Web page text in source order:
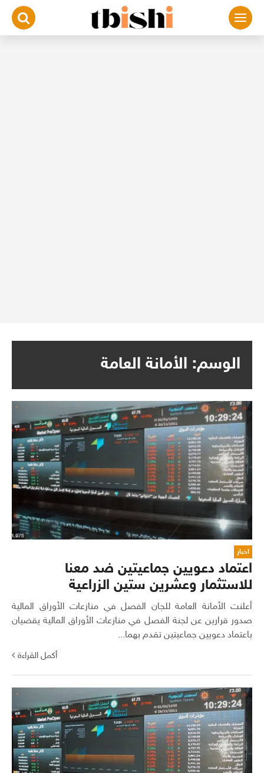
التجاوز
المحتوى
الوسم: الأمانة العامة
اخبار
اعتماد دعويين جماعيتين ضد معنا
للاستثمار وعشرين ستين الزراعية
أعلنت الأمانة العامة للجان الفصل في منازعات الأوراق المالية
صدور قرارين عن لجنة الفصل في منازعات الأوراق المالية يقضيان
باعتماد دعويين جماعيتين تقدم بهما...
أكمل القراءة